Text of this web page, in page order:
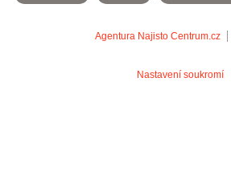
Agentura Najisto Centrum.cz
Nastavení soukromí